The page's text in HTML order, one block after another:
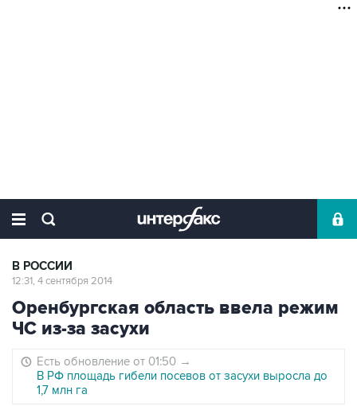
В РОССИИ
12:31, 4 сентября 2014
Оренбургская область ввела режим
ЧС из-за засухи
Есть обновление от 01:50 →
В РФ площадь гибели посевов от засухи выросла до
1,7 млн га